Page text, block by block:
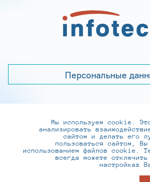
Персональные
+7 (495) 737-6192, 8-
practice@infotecs.ru,
127273, г. Москва, Отрадная
Мы используем cookie.
анализировать
сайтом и делать его
пользоваться сайтом, Вы
использованием файлов cookie.
всегда можете
настройках